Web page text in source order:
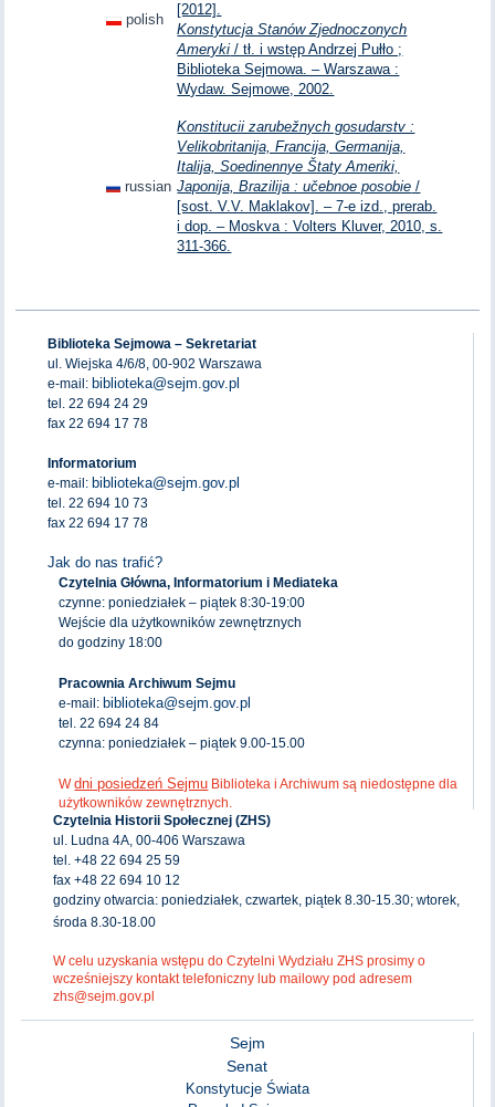
polish
[2012].
Konstytucja Stanów Zjednoczonych
Ameryki / tł. i wstęp Andrzej Pułło ;
Biblioteka Sejmowa. – Warszawa :
Wydaw. Sejmowe, 2002.
russian
Konstitucii zarubežnych gosudarstv :
Velikobritanija, Francija, Germanija,
Italija, Soedinennye Štaty Ameriki,
Japonija, Brazilija : učebnoe posobie /
[sost. V.V. Maklakov]. – 7-e izd., prerab.
i dop. – Moskva : Volters Kluver, 2010, s.
311-366.
Biblioteka Sejmowa – Sekretariat
ul. Wiejska 4/6/8, 00-902 Warszawa
e-mail: biblioteka@sejm.gov.pl
tel. 22 694 24 29
fax 22 694 17 78
Informatorium
e-mail: biblioteka@sejm.gov.pl
tel. 22 694 10 73
fax 22 694 17 78
Jak do nas trafić?
Czytelnia Główna, Informatorium i Mediateka
czynne: poniedziałek – piątek 8:30-19:00
Wejście dla użytkowników zewnętrznych
do godziny 18:00
Pracownia Archiwum Sejmu
e-mail: biblioteka@sejm.gov.pl
tel. 22 694 24 84
czynna: poniedziałek – piątek 9.00-15.00
Wdni posiedzeń Sejmu Biblioteka i Archiwum są niedostępne dla
użytkowników zewnętrznych.
Czytelnia Historii Społecznej (ZHS)
ul. Ludna 4A, 00-406 Warszawa
tel. +48 22 694 25 59
fax +48 22 694 10 12
godziny otwarcia: poniedziałek, czwartek, piątek 8.30-15.30; wtorek,
środa 8.30-18.00
W celu uzyskania wstępu do Czytelni Wydziału ZHS prosimy o
wcześniejszy kontakt telefoniczny lub mailowy pod adresem
zhs@sejm.gov.pl
Sejm
Senat
Konstytucje Świata